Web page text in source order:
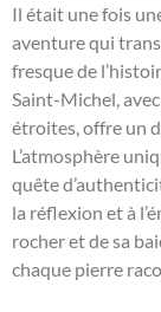
Il était une fois
aventure qui
fresque de
Saint-Michel,
étroites, offre un
L’atmosphère
quête
la réflexion et à
rocher et de sa
chaque pierre